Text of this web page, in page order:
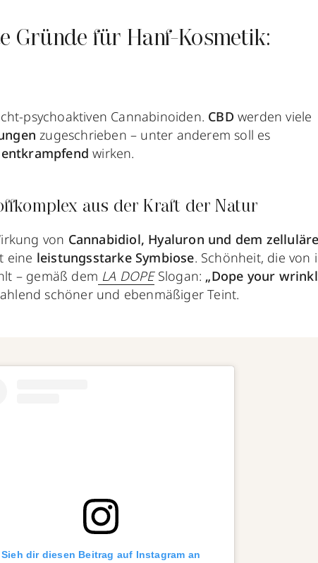
Gründe für Hanf-Kosmetik:
psychoaktiven Cannabinoiden. CBDwerden viele
zugeschrieben – unter anderem soll es
entkrampfendwirken.
aus der Kraft der Natur
von Cannabidiol, Hyaluron und dem
eine leistungsstarke Symbiose. Schönheit, die von
– gemäß dem LA DOPESlogan: „Dope your
schöner und ebenmäßiger Teint.
Sieh dir diesen Beitrag auf Instagram an